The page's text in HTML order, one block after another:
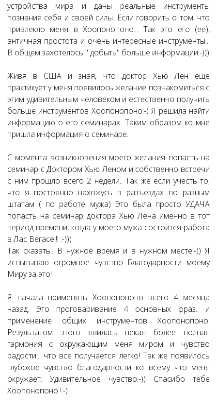
устройства мира и даны реальные инструменты
познания себя и своей силы. Если говорить о том, что
привлекло меня в Хоопонопоно... Так это его (ее),
античная простота и очень интересные инструменты...
В общем захотелось " добыть" больше информации:-)))
Живя в США и зная, что доктор Хью Лен еще
практикует у меня появилось желание познакомиться с
этим удивительным человеком и естественно получить
больше инструментов Хоопонопоно:-) Я решила найти
информацию о его семинарах. Таким образом ко мне
пришла информация о семинаре.
С момента возникновения моего желания попасть на
семинар с Доктором Хью Леном и собственно встречи
с ним прошло всего 2 недели.. Так же если учесть то,
что я постоянно нахожусь в разъездах по разным
штатам ( по работе мужа) Это была просто УДАЧА
попасть на семинар доктора Хью Лена именно в тот
период времени, когда у моего мужа состоится работа
в Лас Вегасе!!! :-)))
Так сказать.. В нужное время и в нужном месте:-)) Я
испытываю огромное чувство Благодарности моему
Миру за это!
Я начала применять Хоопонопоно всего 4 месяца
назад. Это проговаривание 4 основных фраз.. и
применение общих инструментов Хоопонопоно.
Результатом этого явилась некая более полная
гармония с окружающим меня миром и чувство
радости... что все получается легко! Так же появилось
глубокое чувство благодарности ко всему что меня
окружает. Удивительное чувство:-)) Спасибо тебе
Хоопонопоно !:-)